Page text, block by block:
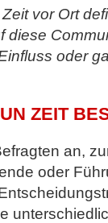
vor Ort
diese
oder
ZEIT
an,
oder